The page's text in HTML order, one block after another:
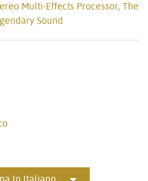
Multi-Effects Processor, The
Sound